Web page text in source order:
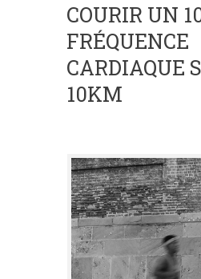
COURIR UN
FRÉQUENCE
CARDIAQUE
10KM